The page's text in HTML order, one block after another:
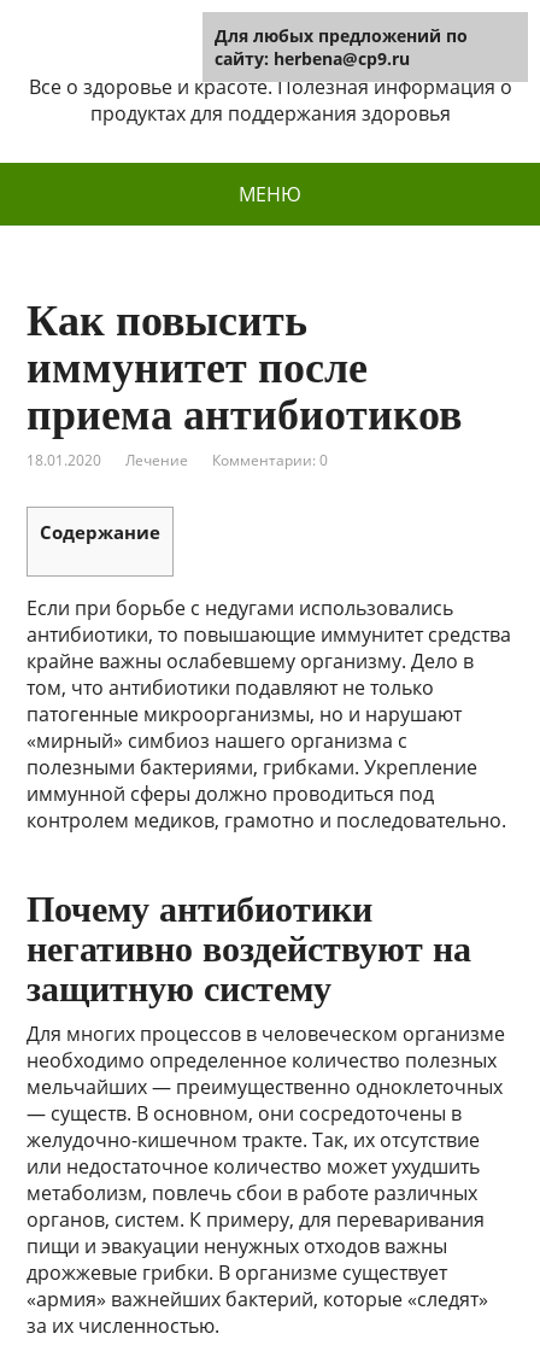
Herbena
Все о здоровье и красоте. Полезная информация о
продуктах для поддержания здоровья
МЕНЮ
Как повысить
иммунитет после
приема антибиотиков
18.01.2020 Лечение Комментарии: 0
Содержание
Если при борьбе с недугами использовались
антибиотики, то повышающие иммунитет средства
крайне важны ослабевшему организму. Дело в
том, что антибиотики подавляют не только
патогенные микроорганизмы, но и нарушают
«мирный» симбиоз нашего организма с
полезными бактериями, грибками. Укрепление
иммунной сферы должно проводиться под
контролем медиков, грамотно и последовательно.
Почему антибиотики
негативно воздействуют на
защитную систему
Для многих процессов в человеческом организме
необходимо определенное количество полезных
мельчайших — преимущественно одноклеточных
— существ. В основном, они сосредоточены в
желудочно-кишечном тракте. Так, их отсутствие
или недостаточное количество может ухудшить
метаболизм, повлечь сбои в работе различных
органов, систем. К примеру, для переваривания
пищи и эвакуации ненужных отходов важны
дрожжевые грибки. В организме существует
«армия» важнейших бактерий, которые «следят»
за их численностью.
Для любых предложений по
сайту: herbena@cp9.ru